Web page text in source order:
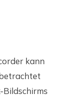
kann
Bildschirms